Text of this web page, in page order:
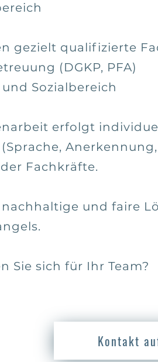
gezielt qualifizierte
(DGKP, PFA)
Sozialbereich
erfolgt
Fachkräfte.
und faire
Sie sich für Ihr Team?
Kontakt